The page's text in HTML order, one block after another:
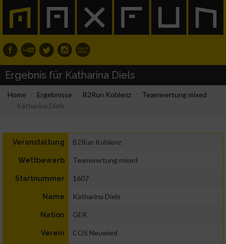
Ergebnis für Katharina Diels
Home Ergebnisse B2Run Koblenz
Teamwertung mixed
Katharina Diels
Veranstaltung B2Run Koblenz
Wettbewerb Teamwertung mixed
Startnummer 1607
Name Katharina Diels
Nation GER
Verein COS Neuwied